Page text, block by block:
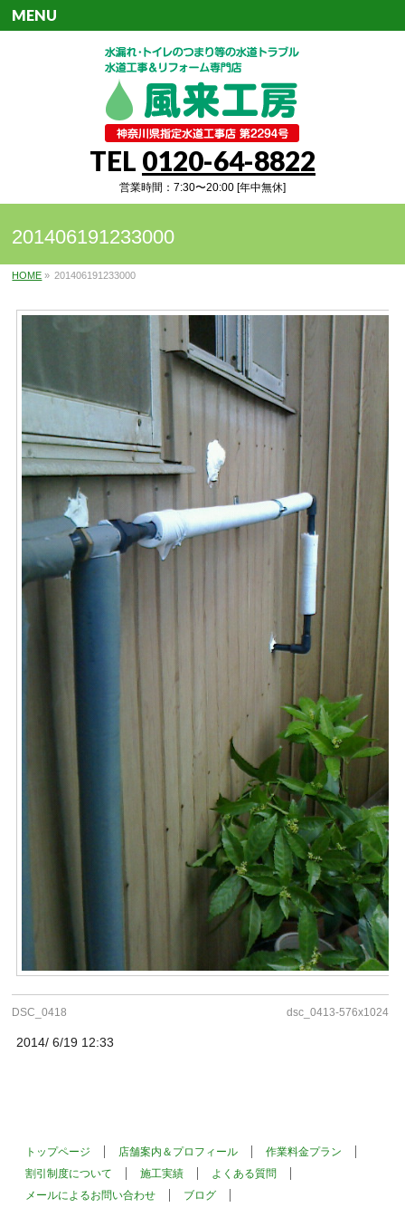
TEL 0120-64-8822
営業時間：7:30〜20:00 [年中無休]
MENU
201406191233000
HOME » 201406191233000
DSC_0418 dsc_0413-576x1024
2014/ 6/19 12:33
トップページ 店舗案内＆プロフィール
作業料金プラン
割引制度について
施工実績
よくある質問
メールによるお問い合わせ
ブログ